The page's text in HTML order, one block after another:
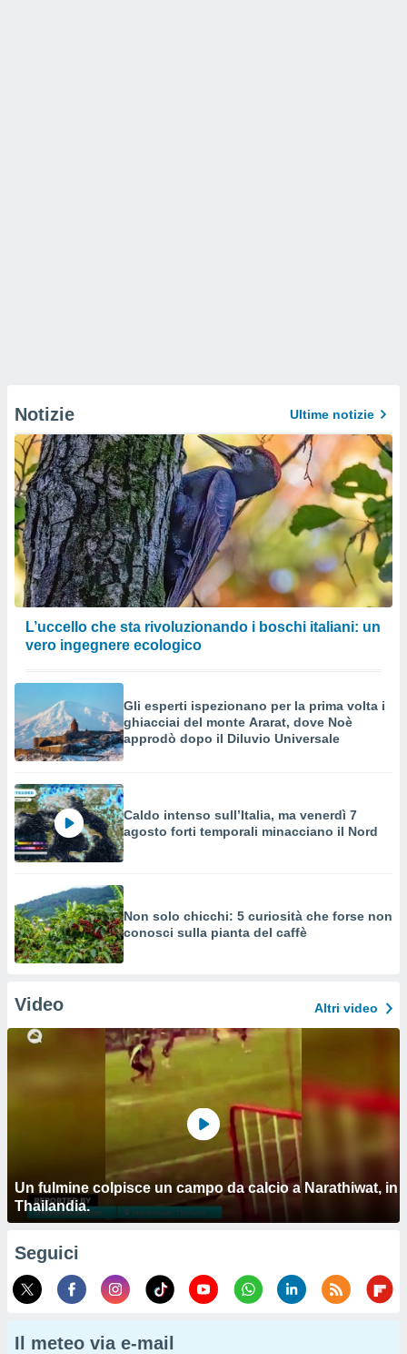
Notizie Ultime notizie
L’uccello che sta rivoluzionando i boschi italiani: un
vero ingegnere ecologico
Gli esperti ispezionano per la prima volta i
ghiacciai del monte Ararat, dove Noè
approdò dopo il Diluvio Universale
Caldo intenso sull’Italia, ma venerdì 7
agosto forti temporali minacciano il Nord
Non solo chicchi: 5 curiosità che forse non
conosci sulla pianta del caffè
Video Altri video
Un fulmine colpisce un campo da calcio a Narathiwat, in
Thailandia.
Seguici
Il meteo via e-mail